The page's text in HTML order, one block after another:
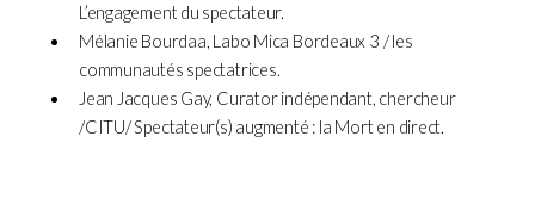
L’engagement du spectateur.
Mélanie Bourdaa, Labo Mica Bordeaux 3 / les
communautés spectatrices.
Jean Jacques Gay, Curator indépendant, chercheur
/CITU/ Spectateur(s) augmenté : la Mort en direct.